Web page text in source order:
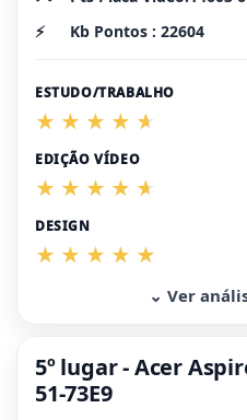
⚡
Kb Pontos : 22604
ESTUDO/TRABALHO
EDIÇÃO VÍDEO
DESIGN
⌄ Ver
5º lugar - Acer
51-73E9